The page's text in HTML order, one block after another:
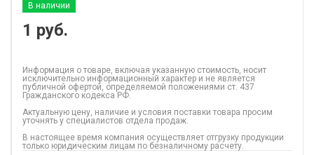
В наличии
1 руб.
Информация о товаре, включая указанную стоимость, носит
исключительно информационный характер и не является
публичной офертой, определяемой положениями ст. 437
Гражданского кодекса РФ.
Актуальную цену, наличие и условия поставки товара просим
уточнять у специалистов отдела продаж.
В настоящее время компания осуществляет отгрузку продукции
только юридическим лицам по безналичному расчету.